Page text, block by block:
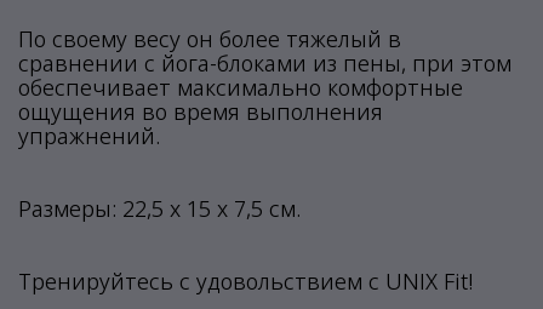
По своему весу он более тяжелый в
сравнении с йога-блоками из пены, при этом
обеспечивает максимально комфортные
ощущения во время выполнения
упражнений.
Размеры: 22,5 х 15 х 7,5 см.
Тренируйтесь с удовольствием c UNIX Fit!